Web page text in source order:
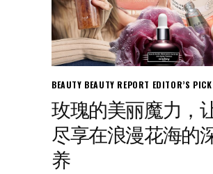
BEAUTY BEAUTY REPORT EDITOR’S PICK
玫瑰的美丽魔力，
尽享在浪漫花海的
养